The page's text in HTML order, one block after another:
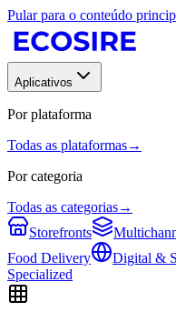
Pular para o conteúdo
Aplicativos
Por plataforma
Todas as plataformas→
Por categoria
Todas as categorias→
Storefronts
Food Delivery
Digital &
Specialized